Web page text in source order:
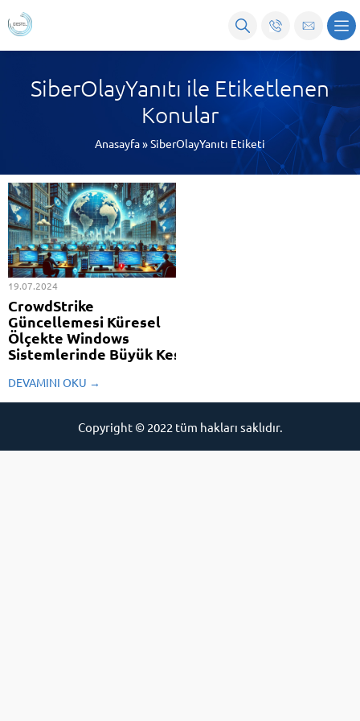
SiberOlayYanıtı ile Etiketlenen
Konular
Anasayfa»SiberOlayYanıtı Etiketi
19.07.2024
CrowdStrike
Güncellemesi Küresel
Ölçekte Windows
Sistemlerinde Büyük Kesinti
güncellemesi, Windows
sistemlerde önemli sorunlara yol
açtı. 26 Haziran 2024’te
yayınlanan algılama mantığı
güncellemesi, Falcon sensörünün
DEVAMINI OKU →
Copyright © 2022 tüm hakları saklıdır.